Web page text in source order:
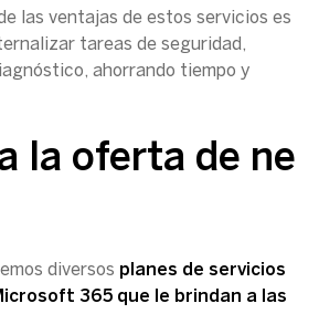
las ventajas de estos servicios es
tareas de seguridad,
ahorrando tiempo y
la oferta de ne
diversos planes de servicios
365 que le brindan a las